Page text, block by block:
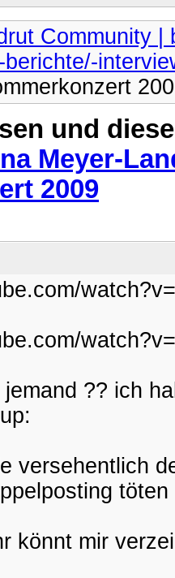
Community |
und
Meyer-
2009
?? ich
versehentlich
könnt mir